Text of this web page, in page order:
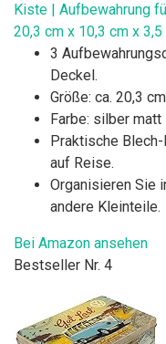
Kiste | Aufbewahrung
20,3 cm x 10,3 cm x
3
Deckel.
Größe: ca. 20,3
Farbe: silber matt
Praktische
auf Reise.
Organisieren Sie
andere Kleinteile.
Bei Amazon ansehen
Bestseller Nr. 4